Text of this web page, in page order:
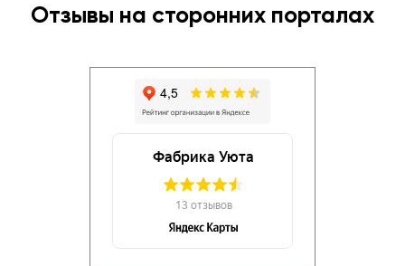
Отзывы на сторонних порталах